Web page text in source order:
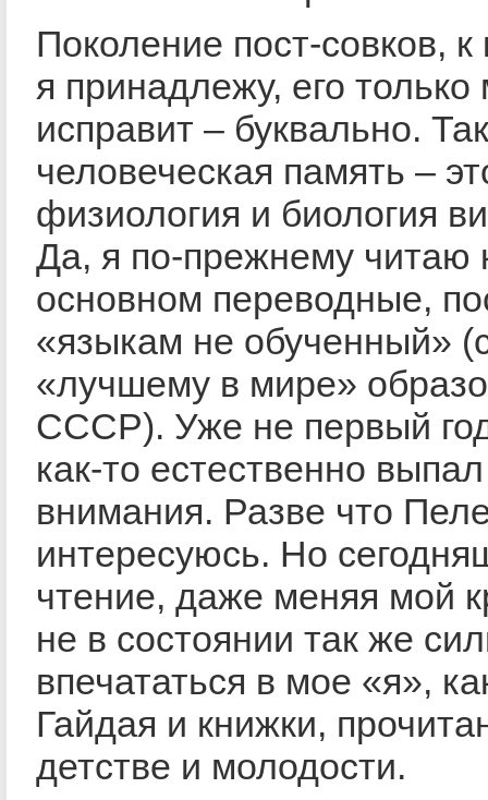
Поколение пост-совков, к
я принадлежу, его только
исправит – буквально.
человеческая память –
физиология и биология
Да, я по-прежнему читаю
основном переводные,
«языкам не обученный»
«лучшему в мире»
СССР). Уже не первый
как-то естественно выпал
внимания. Разве что
интересуюсь. Но
чтение, даже меняя мой
не в состоянии так же
впечататься в мое «я»,
Гайдая и книжки,
детстве и молодости.